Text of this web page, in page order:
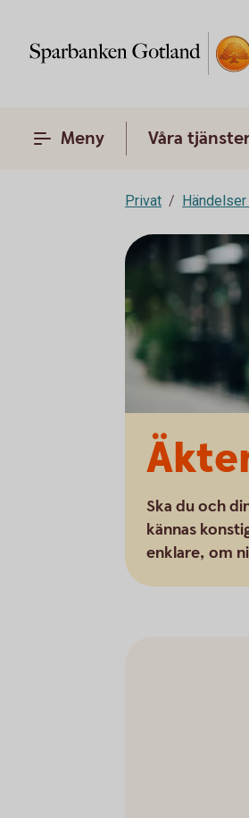
Meny Våra
Privat
Ska du och
kännas
enklare, om